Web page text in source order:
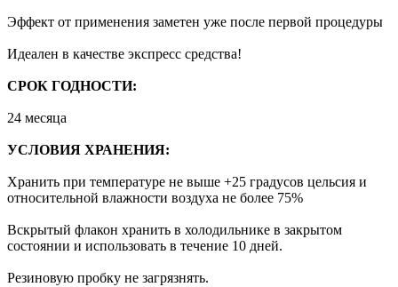
Эффект от применения заметен уже после первой процедуры
Идеален в качестве экспресс средства!
СРОК ГОДНОСТИ:
24 месяца
УСЛОВИЯ ХРАНЕНИЯ:
Хранить при температуре не выше +25 градусов цельсия и
относительной влажности воздуха не более 75%
Вскрытый флакон хранить в холодильнике в закрытом
состоянии и использовать в течение 10 дней.
Резиновую пробку не загрязнять.